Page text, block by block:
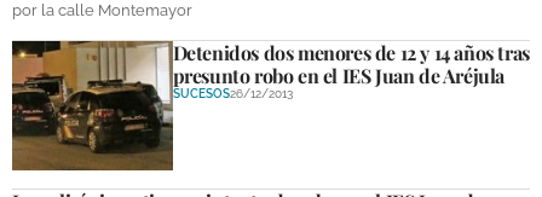
por la calle Montemayor
Detenidos dos menores de 12 y 14 años tras
presunto robo en el IES Juan de Aréjula
SUCESOS26/12/2013